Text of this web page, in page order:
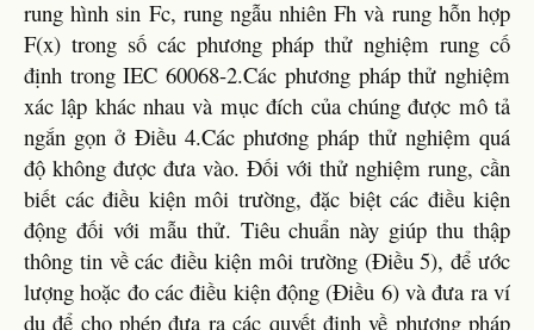
rung hình sin Fc, rung ngẫu nhiên Fh và rung hỗn hợp
F(x) trong số các phương pháp thử nghiệm rung cố
định trong IEC 60068-2.Các phương pháp thử nghiệm
xác lập khác nhau và mục đích của chúng được mô tả
ngắn gọn ở Điều 4.Các phương pháp thử nghiệm quá
độ không được đưa vào. Đối với thử nghiệm rung, cần
biết các điều kiện môi trường, đặc biệt các điều kiện
động đối với mẫu thử. Tiêu chuẩn này giúp thu thập
thông tin về các điều kiện môi trường (Điều 5), để ước
lượng hoặc đo các điều kiện động (Điều 6) và đưa ra ví
dụ để cho phép đưa ra các quyết định về phương pháp